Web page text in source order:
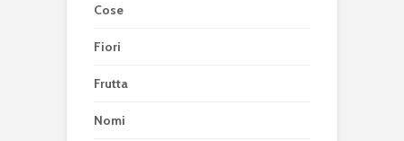
Cose
Fiori
Frutta
Nomi